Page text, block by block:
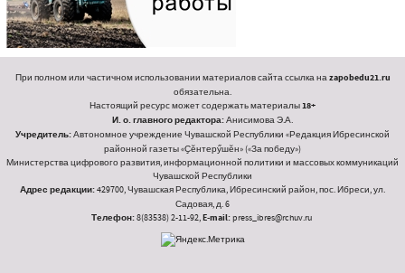
При полном или частичном использовании материалов сайта ссылка наzapobedu21.ru
обязательна.
Настоящий ресурс может содержать материалы18+
И. о. главного редактора:Анисимова Э.А.
Учредитель:Автономное учреждение Чувашской Республики «Редакция Ибресинской
районной газеты «Ҫӗнтерӳшӗн» («За победу»)
Министерства цифрового развития, информационной политики и массовых коммуникаций
Чувашской Республики
Адрес редакции:429700, Чувашская Республика, Ибресинский район, пос. Ибреси, ул.
Садовая, д. 6
Телефон:8(83538) 2-11-92,E-mail:press_ibres@rchuv.ru